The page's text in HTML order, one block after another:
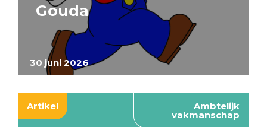
30 juni 2026
Gouda
Artikel Ambtelijk
vakmanschap